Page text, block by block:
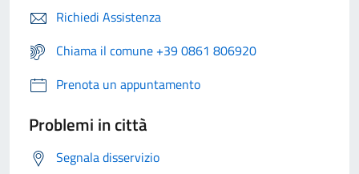
Richiedi Assistenza
Chiama il comune +39 0861 806920
Prenota un appuntamento
Problemi in città
Segnala disservizio